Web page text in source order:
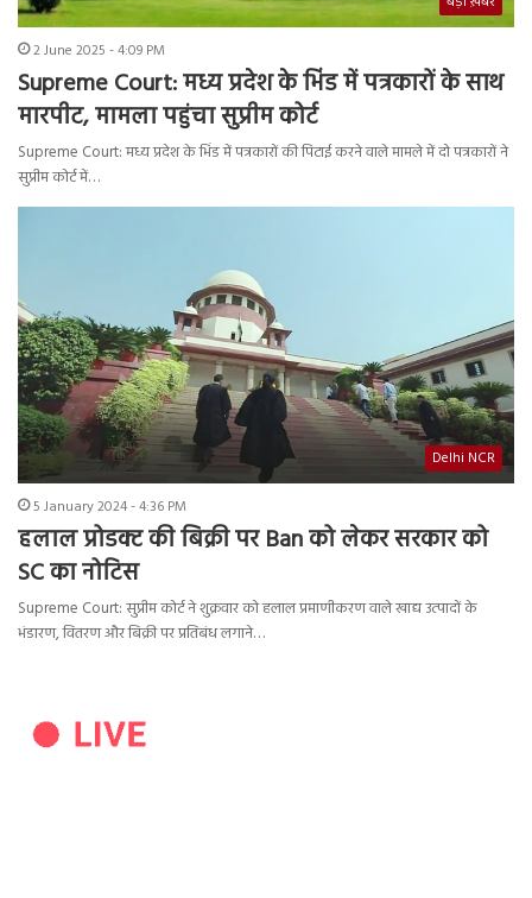
2 June 2025 - 4:09 PM
Supreme Court: मध्य प्रदेश के भिंड में पत्रकारों के साथ
मारपीट, मामला पहुंचा सुप्रीम कोर्ट
Supreme Court: मध्य प्रदेश के भिंड में पत्रकारों की पिटाई करने वाले मामले में दो पत्रकारों ने
सुप्रीम कोर्ट में…
Delhi NCR
5 January 2024 - 4:36 PM
हलाल प्रोडक्ट की बिक्री पर Ban को लेकर सरकार को
SC का नोटिस
Supreme Court: सुप्रीम कोर्ट ने शुक्रवार को हलाल प्रमाणीकरण वाले खाद्य उत्पादों के
भंडारण, वितरण और बिक्री पर प्रतिबंध लगाने…